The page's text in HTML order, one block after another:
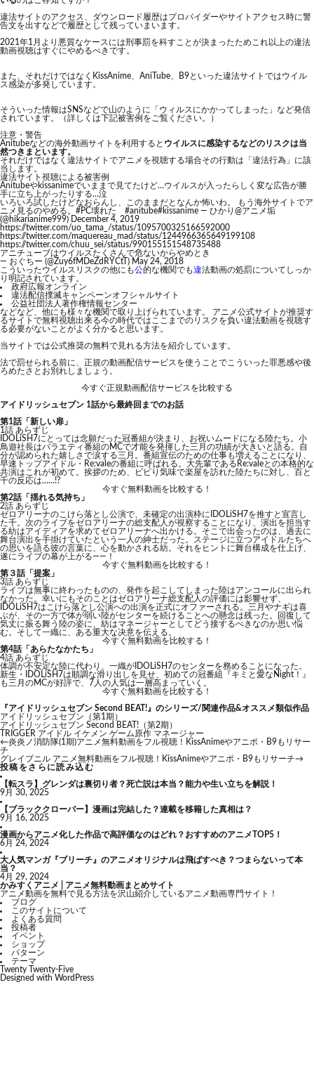
違法サイトのアクセス、ダウンロード履歴はプロバイダーやサイトアクセス時に警
告文を出すなどで履歴として残っていまいます。
2021年1月より悪質なケースには刑事罰を科すことが決まったためこれ以上の違法
動画視聴はすぐにやめるべきです。
また、それだけではなくKissAnime、AniTube、B9といった違法サイトではウイル
ス感染が多発しています。
そういった情報はSNSなどで山のように「ウィルスにかかってしまった」など発信
されています。（詳しくは下記被害例をご覧ください。）
注意・警告
Anitubeなどの海外動画サイトを利用すると ウイルスに感染するなどのリスクは当
然つきまといます。
それだけではなく違法サイトでアニメを視聴する場合その行動は「違法行為」に該
当します。
違法サイト視聴による被害例
Anitubeやkissanimeでいままで見てたけど…ウイルスが入ったらしく変な広告が勝
手に立ち上がったりする…泣
いろいろ試したけどなおらんし、このままだとなんか怖いわ。 もう海外サイトでア
ニメ見るのやめる。 #PC壊れた #anitube#kissanime — ひかり@アニメ垢
(@hikarianime999)
December 4, 2019
https://twitter.com/uo_tama_/status/1095700325166592000
https://twitter.com/maquereau_mad/status/1244966365649199108
https://twitter.com/chuu_sei/status/990155151548735488
アニチューブはウイルスたくさんで危ないからやめとき
— おぐちー (@Zuy6fMDeZdRYCtT) May 24, 2018
こういったウイルスリスクの他にも公的な機関でも違法動画の処罰についてしっか
り明記されています。
政府広報オンライン
違法配信撲滅キャンペーンオフシャルサイト
公益社団法人著作権情報センター
などなど、他にも様々な機関で取り上げられています。 アニメ公式サイトが推奨す
るサイトで無料視聴出来る今の時代ではここまでのリスクを負い違法動画を視聴す
る必要がないことがよく分かると思います。
当サイトでは公式推奨の無料で見れる方法を紹介しています。
法で罰せられる前に、正規の動画配信サービスを使うことでこういった罪悪感や後
ろめたさとお別れしましょう。
今すぐ正規動画配信サービスを比較する
アイドリッシュセブン 1話から最終回までのお話
第1話「新しい扉」
1話 あらずじ
IDOLiSH7にとっては念願だった冠番組が決まり、お祝いムードになる陸たち。小
鳥遊社長はバラエティ番組のMCで才能を発揮した三月の功績が大きいと語る。自
分が認められた嬉しさで涙する三月。番組宣伝のための仕事も増えることになり、
早速トップアイドル・Re:valeの番組に呼ばれる。大先輩であるRe:valeとの本格的な
共演はこれが初めて。挨拶のため、ビビり気味で楽屋を訪れた陸たちに対し、百と
千の反応は……!?
今すぐ無料動画を比較する！
第2話「揺れる気持ち」
2話 あらずじ
ゼロアリーナのこけら落とし公演で、未確定の出演枠にIDOLiSH7を推すと宣言し
た千。次のライブをゼロアリーナの総支配人が視察することになり、演出を担当す
る紡はアイディアを求めてゼロアリーナへ出かける。そこで出会ったのは、過去に
舞台演出を手掛けていたという一人の紳士だった。ステージに立つアイドルたちへ
の思いを語る彼の言葉に、心を動かされる紡。それをヒントに舞台構成を仕上げ、
遂にライブの幕が上がる――！
今すぐ無料動画を比較する！
第３話「提案」
3話 あらずじ
ライブは無事に終わったものの、発作を起こしてしまった陸はアンコールに出られ
なかった。幸いにもそのことはゼロアリーナ総支配人の評価には影響せず、
IDOLiSH7はこけら落とし公演への出演を正式にオファーされる。三月やナギは喜
ぶが、その一方で体が弱い陸がセンターを続けることへの懸念は残った。回復して
気丈に振る舞う陸の姿に、紡はマネージャーとしてどう接するべきなのか思い悩
む。そして一織に、ある重大な决意を伝える。
今すぐ無料動画を比較する！
第4話「あらたなかたち」
4話 あらずじ
体調が不安定な陸に代わり、一織がIDOLiSH7のセンターを務めることになった。
新生・IDOLiSH7は順調な滑り出しを見せ、初めての冠番組『キミと愛なNight！』
も三月のMCが好評で、7人の人気は一層高まっていく。
今すぐ無料動画を比較する！
『アイドリッシュセブン Second BEAT!』のシリーズ/関連作品&オススメ類似作品
アイドリッシュセブン（第1期）
アイドリッシュセブン Second BEAT!（第2期）
TRIGGER アイドル イケメン ゲーム原作 マネージャー
←炎炎ノ消防隊(1期)アニメ無料動画をフル視聴！KissAnimeやアニポ・B9もリサー
チ
グレイプニル アニメ無料動画をフル視聴！KissAnimeやアニポ・B9もリサーチ→
投稿をさらに読み込む
【転スラ】グレンダは裏切り者？死亡説は本当？能力や生い立ちを解説！
9月 30, 2025
【ブラッククローバー】漫画は完結した？連載を移籍した真相は？
9月 16, 2025
漫画からアニメ化した作品で高評価なのはどれ？おすすめのアニメTOP5！
6月 24, 2024
大人気マンガ『ブリーチ』のアニメオリジナルは飛ばすべき？つまらないって本
当？
4月 29, 2024
かみすくアニメ | アニメ無料動画まとめサイト
アニメ動画を無料で見る方法を沢山紹介しているアニメ動画専門サイト！
ブログ
このサイトについて
よくある質問
投稿者
イベント
ショップ
パターン
テーマ
Twenty Twenty-Five
Designed with WordPress